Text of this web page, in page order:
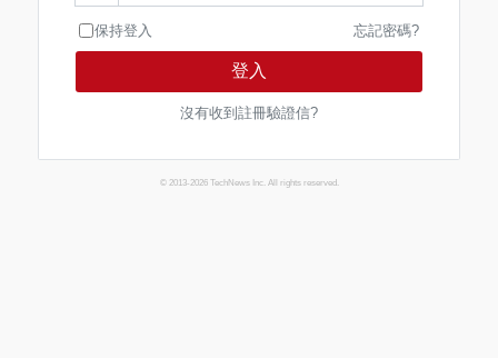
保持登入 忘記密碼?
登入
沒有收到註冊驗證信?
© 2013-2026 TechNews Inc. All rights reserved.